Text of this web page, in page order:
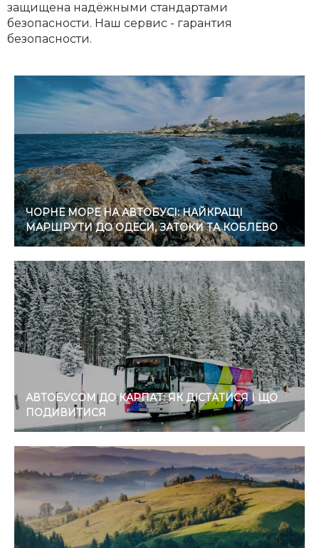
защищена надёжными стандартами
безопасности. Наш сервис - гарантия
безопасности.
ЧОРНЕ МОРЕ НА АВТОБУСІ: НАЙКРАЩІ
МАРШРУТИ ДО ОДЕСИ, ЗАТОКИ ТА КОБЛЕВО
АВТОБУСОМ ДО КАРПАТ: ЯК ДІСТАТИСЯ І ЩО
ПОДИВИТИСЯ